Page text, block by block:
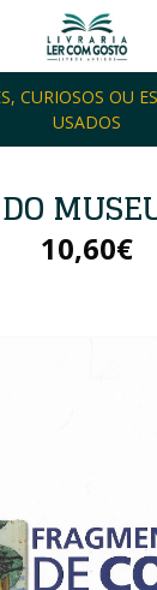
CURIOSOS OU
USADOS
10,60€